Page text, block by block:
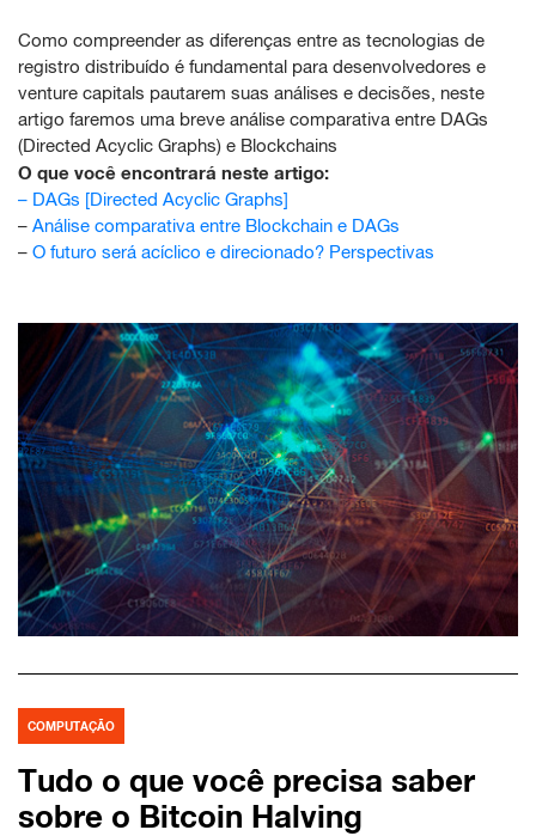
Como compreender as diferenças entre as tecnologias de
registro distribuído é fundamental para desenvolvedores e
venture capitals pautarem suas análises e decisões, neste
artigo faremos uma breve análise comparativa entre DAGs
(Directed Acyclic Graphs) e Blockchains
O que você encontrará neste artigo:
– DAGs [Directed Acyclic Graphs]
– Análise comparativa entre Blockchain e DAGs
– O futuro será acíclico e direcionado? Perspectivas
COMPUTAÇÃO
Tudo o que você precisa saber
sobre o Bitcoin Halving